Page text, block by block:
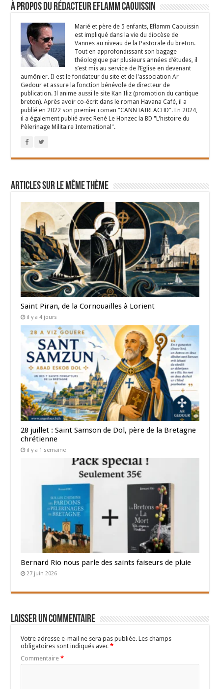
À propos du rédacteur Eflamm Caouissin
Marié et père de 5 enfants, Eflamm Caouissin
est impliqué dans la vie du diocèse de
Vannes au niveau de la Pastorale du breton.
Tout en approfondissant son bagage
théologique par plusieurs années d’études, il
s’est mis au service de l’Eglise en devenant
aumônier. Il est le fondateur du site et de l'association Ar
Gedour et assure la fonction bénévole de directeur de
publication. Il anime aussi le site Kan Iliz (promotion du cantique
breton). Après avoir co-écrit dans le roman Havana Café, il a
publié en 2022 son premier roman "CANNTAIREACHD". En 2024,
il a également publié avec René Le Honzec la BD "L'histoire du
Pèlerinage Militaire International".
Articles sur le même thème
Saint Piran, de la Cornouailles à Lorient
il y a 4 jours
28 juillet : Saint Samson de Dol, père de la Bretagne
chrétienne
il y a 1 semaine
Bernard Rio nous parle des saints faiseurs de pluie
27 juin 2026
Laisser un commentaire
Votre adresse e-mail ne sera pas publiée. Les champs
obligatoires sont indiqués avec*
Commentaire*